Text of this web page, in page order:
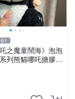
61
之魔童鬧海》泡泡
列熊貓哪吒搪膠臉
：如圖顯示 哪
泡泡瑪特